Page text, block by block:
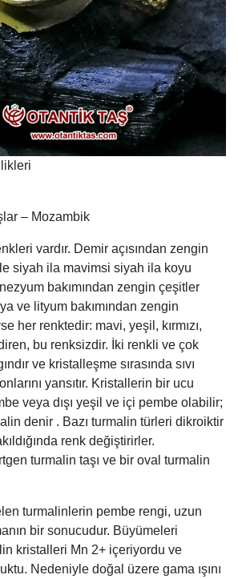
– Mozambik
vardır. Demir açısından zengin
siyah ila mavimsi siyah ila koyu
bakımından zengin çeşitler
ve lityum bakımından zengin
her renktedir: mavi, yeşil, kırmızı,
bu renksizdir. İki renkli ve çok
ve kristalleşme sırasında sıvı
yansıtır. Kristallerin bir ucu
veya dışı yeşil ve içi pembe olabilir;
denir . Bazı turmalin türleri dikroiktir
renk değiştirirler.
turmalin taşı ve bir oval turmalin
turmalinlerin pembe rengi, uzun
bir sonucudur. Büyümeleri
kristalleri Mn 2+ içeriyordu ve
Nedeniyle doğal üzere gama ışını